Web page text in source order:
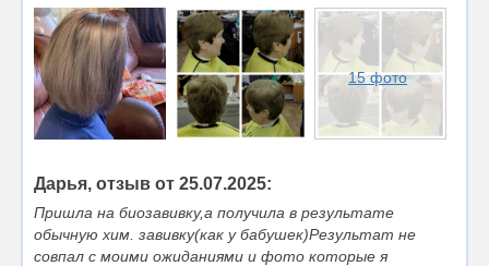
15 фото
Дарья, отзыв от 25.07.2025:
Пришла на биозавивку,а получила в результате
обычную хим. завивку(как у бабушек)Результат не
совпал с моими ожиданиями и фото которые я